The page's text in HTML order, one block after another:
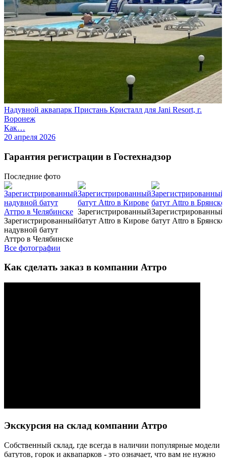
Надувной аквапарк Пристань Кристалл для Jani Resort, г.
Воронеж
Как…
20 апреля 2026
Гарантия регистрации в Гостехнадзор
Последние фото
Зарегистрированный
надувной батут
Аттро в Челябинске
Зарегистрированный
батут Attro в Кирове
Зарегистрированный
батут Attro в Брянске
Все фотографии
Как сделать заказ в компании Аттро
Экскурсия на склад компании Аттро
Cобственный склад, где всегда в наличии популярные модели
батутов, горок и аквапарков - это означает, что вам не нужно